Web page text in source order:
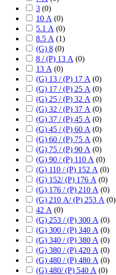
3 (0)
10 А (0)
5.1 А (0)
8.5 А (1)
(G) 8 (0)
8 / (P) 13 А (0)
13 А (0)
(G) 13 / (P) 17 А (0)
(G) 17 / (P) 25 А (0)
(G) 25 / (P) 32 А (0)
(G) 32 / (P) 37 А (0)
(G) 37 / (P) 45 А (0)
(G) 45 / (P) 60 А (0)
(G) 60 / (P) 75 А (0)
(G) 75 / (P) 90 А (0)
(G) 90 / (P) 110 А (0)
(G) 110 / (P) 152 А (0)
(G) 152/ (P) 176 А (0)
(G) 176 / (P) 210 А (0)
(G) 210 А/ (P) 253 А (0)
42 А (0)
(G) 253 / (P) 300 А (0)
(G) 300 / (P) 340 А (0)
(G) 340 / (P) 380 А (0)
(G) 380 / (P) 420 А (0)
(G) 480 / (P) 480 А (0)
(G) 480/ (P) 540 А (0)